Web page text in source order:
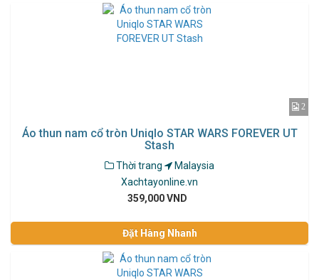
2
Áo thun nam cổ tròn Uniqlo STAR WARS FOREVER UT
Stash
Thời trang
Malaysia
Xachtayonline.vn
359,000 VND
Đặt Hàng Nhanh